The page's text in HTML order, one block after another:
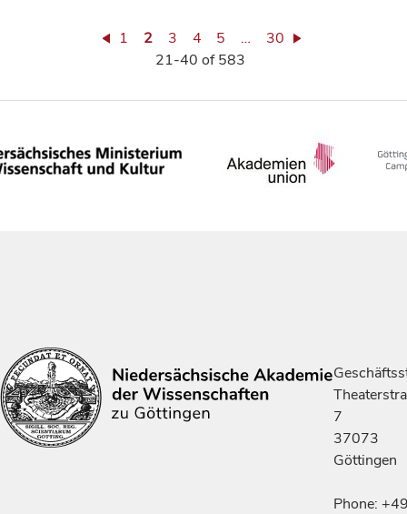
1 2 3 4 5 …
30
21-40 of 583
7
37073
Göttingen
Phone: